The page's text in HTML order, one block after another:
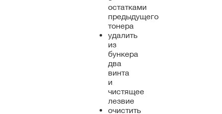
остатками
предыдущего
тонера
удалить
из
бункера
два
винта
и
чистящее
лезвие
очистить